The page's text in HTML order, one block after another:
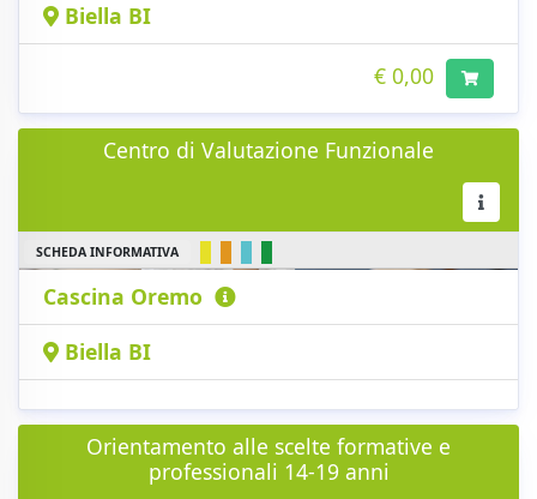
Biella BI
€ 0,00
Centro di Valutazione Funzionale
SCHEDA INFORMATIVA
Cascina Oremo
Biella BI
Orientamento alle scelte formative e
professionali 14-19 anni